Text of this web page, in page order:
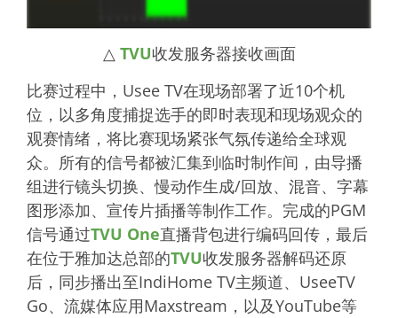
△ TVU收发服务器接收画面
比赛过程中，Usee TV在现场部署了近10个机
位，以多角度捕捉选手的即时表现和现场观众的
观赛情绪，将比赛现场紧张气氛传递给全球观
众。所有的信号都被汇集到临时制作间，由导播
组进行镜头切换、慢动作生成/回放、混音、字幕
图形添加、宣传片插播等制作工作。完成的PGM
信号通过TVU One直播背包进行编码回传，最后
在位于雅加达总部的TVU收发服务器解码还原
后，同步播出至IndiHome TV主频道、UseeTV
Go、流媒体应用Maxstream，以及YouTube等